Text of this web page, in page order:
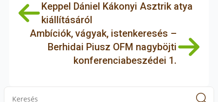
Keppel Dániel Kákonyi Asztrik atya
kiállításáról
Ambíciók, vágyak, istenkeresés –
Berhidai Piusz OFM nagyböjti
konferenciabeszédei 1.